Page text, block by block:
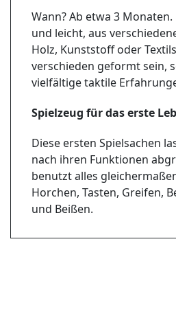
Wann? Ab etwa 3
und leicht, aus
Holz, Kunststoff oder
verschieden geformt sein,
vielfältige taktile
Spielzeug für das erste
Diese ersten Spielsachen
nach ihren Funktionen
benutzt alles
Horchen, Tasten, Greifen,
und Beißen.